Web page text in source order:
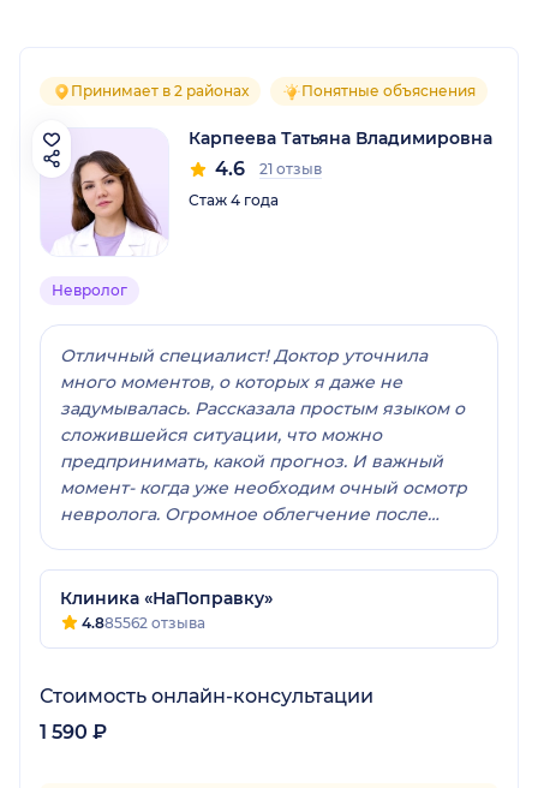
Принимает в 2 районах Понятные объяснения
Карпеева Татьяна Владимировна
4.6
21 отзыв
Стаж 4 года
Невролог
Отличный специалист! Доктор уточнила
много моментов, о которых я даже не
задумывалась. Рассказала простым языком о
сложившейся ситуации, что можно
предпринимать, какой прогноз. И важный
момент- когда уже необходим очный осмотр
невролога. Огромное облегчение после
Клиника «НаПоправку»
4.885562 отзыва
Стоимость онлайн-консультации
1 590 ₽